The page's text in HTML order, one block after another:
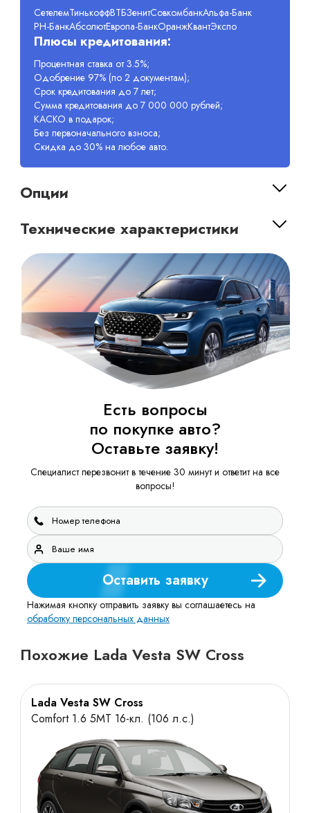
СетелемТинькоффВТБЗенитСовкомбанкАльфа-Банк
РН-БанкАбсолютЕвропа-БанкОранжКвантЭкспо
Плюсы кредитования:
Процентная ставка от 3.5%;
Одобрение 97% (по 2 документам);
Срок кредитования до 7 лет;
Сумма кредитования до 7 000 000 рублей;
КАСКО в подарок;
Без первоначального взноса;
Скидка до 30% на любое авто.
Опции
Технические характеристики
Есть вопросы
по покупке авто?
Оставьте заявку!
Специалист перезвонит в течение 30 минут и ответит на все
вопросы!
Оставить заявку
Нажимая кнопку отправить заявку вы соглашаетесь на
обработку персональных данных
Похожие Lada Vesta SW Cross
Lada Vesta SW Cross
Comfort 1.6 5MT 16-кл. (106 л.с.)